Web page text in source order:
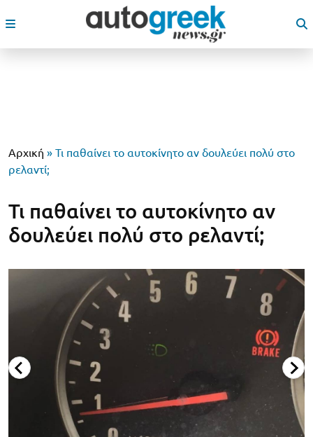
Αρχική » Τι παθαίνει το αυτοκίνητο αν δουλεύει πολύ στο
ρελαντί;
Τι παθαίνει το αυτοκίνητο αν
δουλεύει πολύ στο ρελαντί;